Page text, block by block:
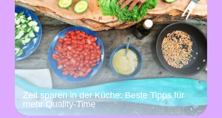
Zeit sparen in der Küche: Beste Tipps für
mehr Quality-Time